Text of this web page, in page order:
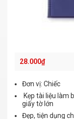
28.000₫
Đơn vị: Chiếc
Kẹp tài liệu làm
giấy tờ lớn
Đẹp, tiện dụng